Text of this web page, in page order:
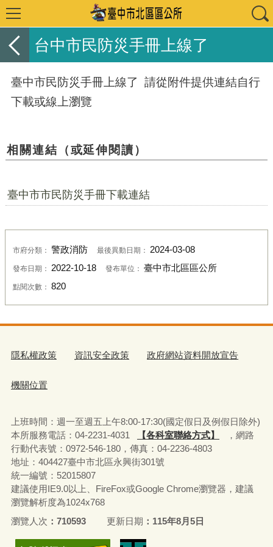
台中市民防災手冊上線了
臺中市民防災手冊上線了 請從附件提供連結自行
下載或線上瀏覽
相關連結（或延伸閱讀）
臺中市市民防災手冊下載連結
市府分類： 警政消防 最後異動日期： 2024-03-08
發布日期： 2022-10-18 發布單位： 臺中市北區區公所
點閱次數： 820
隱私權政策 資訊安全政策 政府網站資料開放宣告
機關位置
上班時間：週一至週五上午8:00-17:30(國定假日及例假日除外)
本所服務電話：04-2231-4031
【各科室聯絡方式】
，網路
行動代表號：0972-546-180， 傳真：04-2236-4803
地址：404427臺中市北區永興街301號
統一編號：52015807
建議使用IE9.0以上、FireFox或Google Chrome瀏覽器，建議
瀏覽解析度為1024x768
瀏覽人次
710593 更新日期 115年8月5日